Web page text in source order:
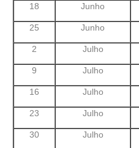
18 Junho
25 Junho
2 Julho
9 Julho
16 Julho
23 Julho
30 Julho